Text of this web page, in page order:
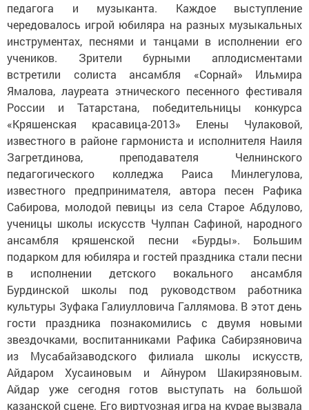
педагога и музыканта. Каждое выступление
чередовалось игрой юбиляра на разных музыкальных
инструментах, песнями и танцами в исполнении его
учеников. Зрители бурными аплодисментами
встретили солиста ансамбля «Сорнай» Ильмира
Ямалова, лауреата этнического песенного фестиваля
России и Татарстана, победительницы конкурса
«Кряшенская красавица-2013» Елены Чулаковой,
известного в районе гармониста и исполнителя Наиля
Загретдинова, преподавателя Челнинского
педагогического колледжа Раиса Минлегулова,
известного предпринимателя, автора песен Рафика
Сабирова, молодой певицы из села Старое Абдулово,
ученицы школы искусств Чулпан Сафиной, народного
ансамбля кряшенской песни «Бурды». Большим
подарком для юбиляра и гостей праздника стали песни
в исполнении детского вокального ансамбля
Бурдинской школы под руководством работника
культуры Зуфака Галиулловича Галлямова. В этот день
гости праздника познакомились с двумя новыми
звездочками, воспитанниками Рафика Сабирзяновича
из Мусабайзаводского филиала школы искусств,
Айдаром Хусаиновым и Айнуром Шакирзяновым.
Айдар уже сегодня готов выступать на большой
казанской сцене. Его виртуозная игра на курае вызвала